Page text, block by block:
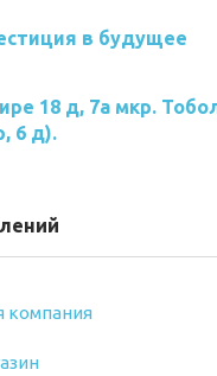
в будущее
18 д, 7а мкр.
6 д).
компания